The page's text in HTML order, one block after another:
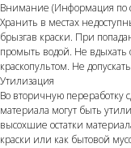
Внимание (Информация по
Хранить в местах
брызгав краски. При
промыть водой. Не
краскопультом. Не
Утилизация
Во вторичную переработку
материала могут быть
высохшие остатки
краски или как бытовой